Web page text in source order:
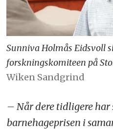
Sunniva Holmås Eidsvoll
forskningskomiteen på
Wiken Sandgrind
– Når dere tidligere har
barnehageprisen i